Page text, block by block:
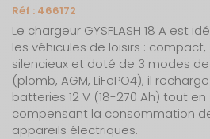
Réf : 466172
Le chargeur GYSFLASH 18 A est
les véhicules de loisirs : compact,
silencieux et doté de 3 modes
(plomb, AGM, LiFePO4), il
batteries 12 V (18-270 Ah) tout en
compensant la consommation
appareils électriques.